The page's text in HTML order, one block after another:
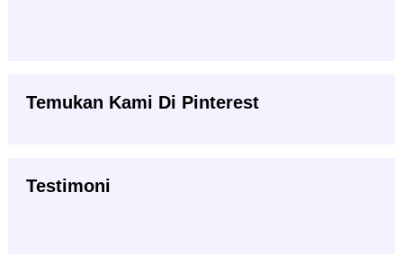
Temukan Kami Di Pinterest
Testimoni